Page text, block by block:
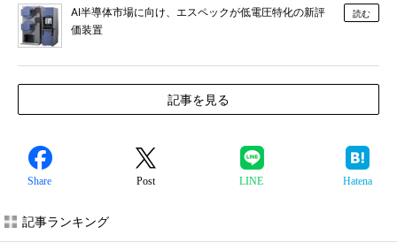
AI半導体市場に向け、エスペックが低電圧特化の新評
価装置
読む
記事を見る
Share Post LINE Hatena
記事ランキング